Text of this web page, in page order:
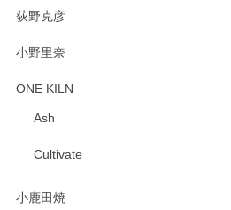
荻野克彦
小野里奈
ONE KILN
Ash
Cultivate
小鹿田焼